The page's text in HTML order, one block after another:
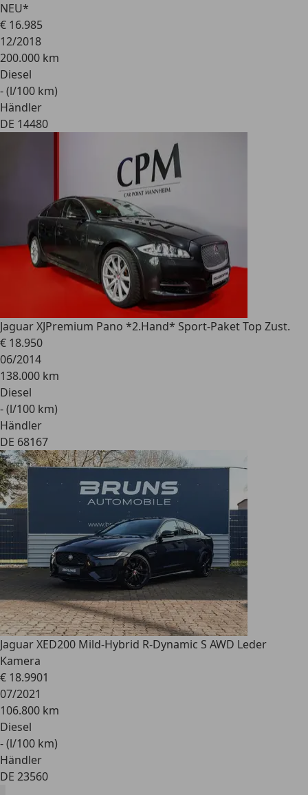
NEU*
€ 16.985
12/2018
200.000 km
Diesel
- (l/100 km)
Händler
DE 14480
Jaguar XJPremium Pano *2.Hand* Sport-Paket Top Zust.
€ 18.950
06/2014
138.000 km
Diesel
- (l/100 km)
Händler
DE 68167
Jaguar XED200 Mild-Hybrid R-Dynamic S AWD Leder
Kamera
€ 18.9901
07/2021
106.800 km
Diesel
- (l/100 km)
Händler
DE 23560